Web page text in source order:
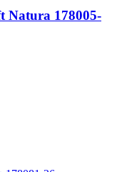
Natura 178005-